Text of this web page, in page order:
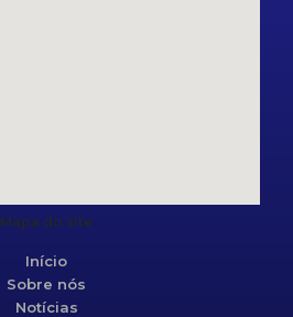
Mapa do site
Início
Sobre nós
Notícias